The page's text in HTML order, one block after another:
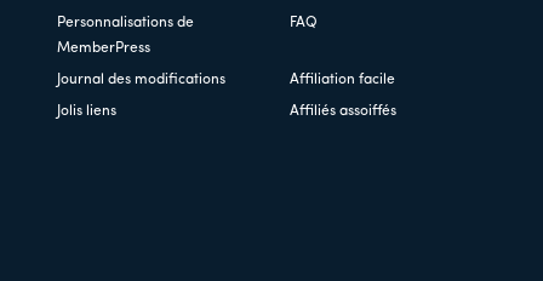
Personnalisations de
MemberPress
FAQ
Journal des modifications Affiliation facile
Jolis liens Affiliés assoiffés